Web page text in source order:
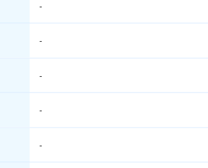
-
-
-
-
-